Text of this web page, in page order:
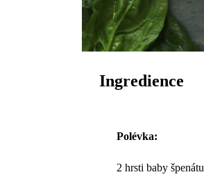
Ingredience
Polévka:
2 hrsti baby špenátu